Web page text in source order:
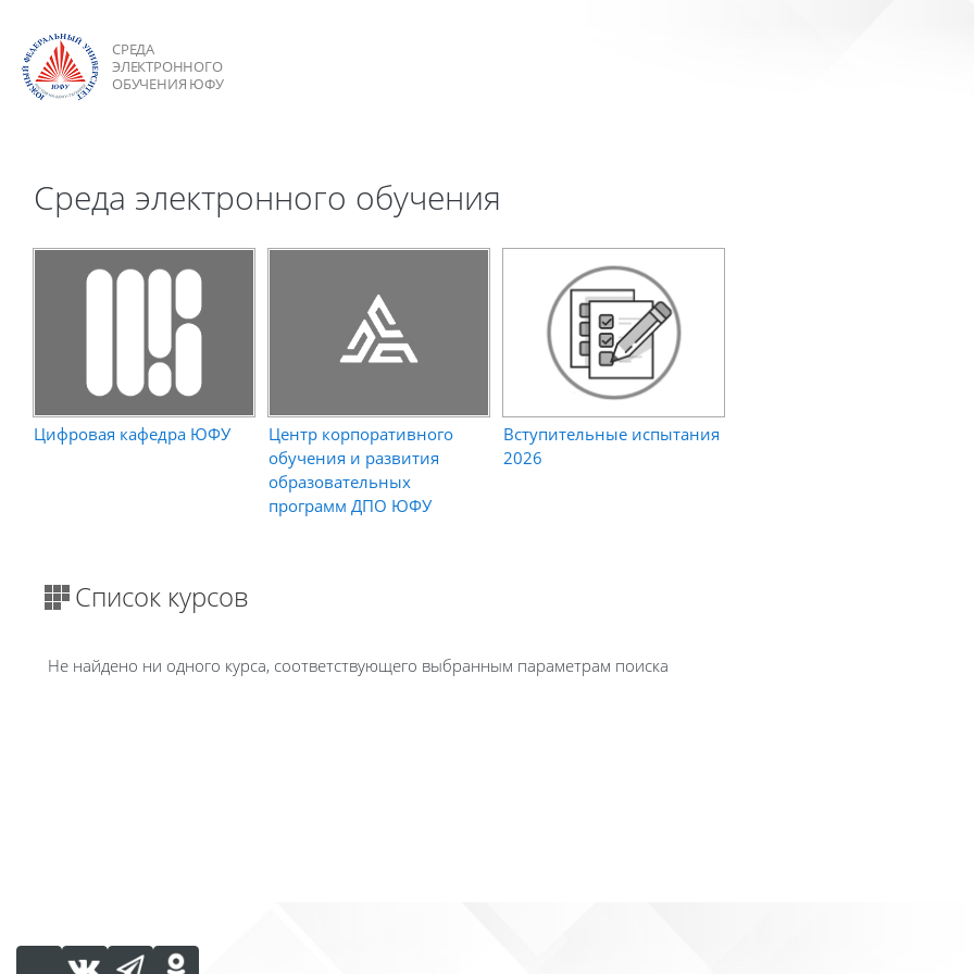
СРЕДА
ЭЛЕКТРОННОГО
ОБУЧЕНИЯ ЮФУ
Среда электронного обучения
Блоки
Цифровая кафедра ЮФУ
Центр корпоративного
обучения и развития
образовательных
программ ДПО ЮФУ
Вступительные испытания
2026
Список курсов
Не найдено ни одного курса, соответствующего выбранным параметрам поиска